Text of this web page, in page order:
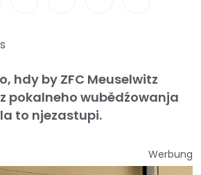
hdy by ZFC Meuselwitz
pokalneho wubědźowanja
to njezastupi.
Werbung